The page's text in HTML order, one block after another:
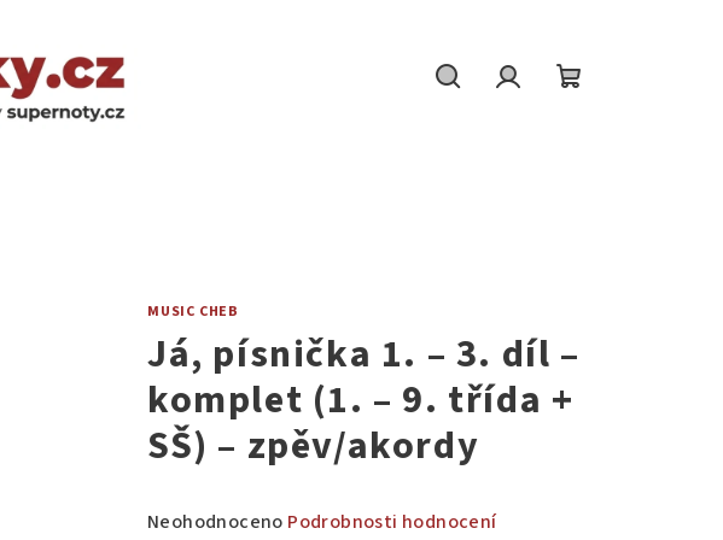
MUSIC CHEB
Já, písnička 1. – 3. díl –
komplet (1. – 9. třída +
SŠ) – zpěv/akordy
Průměrné
Neohodnoceno Podrobnosti hodnocení